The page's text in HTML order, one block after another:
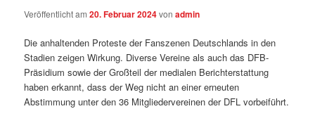
Veröffentlicht am20. Februar 2024vonadmin
Die anhaltenden Proteste der Fanszenen Deutschlands in den
Stadien zeigen Wirkung. Diverse Vereine als auch das DFB-
Präsidium sowie der Großteil der medialen Berichterstattung
haben erkannt, dass der Weg nicht an einer erneuten
Abstimmung unter den 36 Mitgliedervereinen der DFL vorbeiführt.